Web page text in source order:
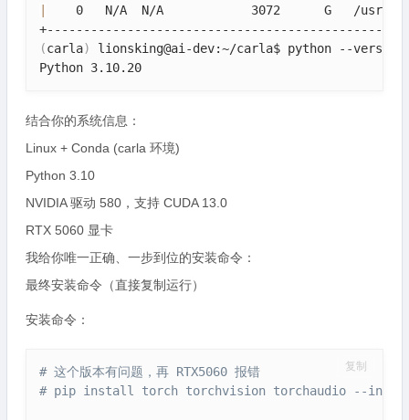
0   N/A  N/A            3072      G   /usr/
(carla)
lionsking@ai-dev:~/carla$ python --version
结合你的系统信息：
Linux + Conda (carla 环境)
Python 3.10
NVIDIA 驱动 580，支持 CUDA 13.0
RTX 5060 显卡
我给你唯一正确、一步到位的安装命令：
最终安装命令（直接复制运行）
安装命令：
# 这个版本有问题，再 RTX5060 报错
# pip install torch torchvision torchaudio --
复制